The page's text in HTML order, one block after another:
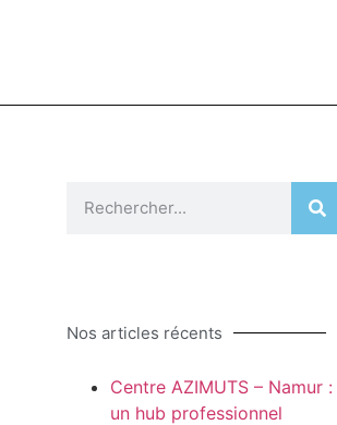
Nos articles récents
Centre AZIMUTS – Namur :
un hub professionnel